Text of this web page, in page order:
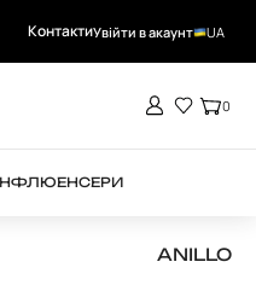
КонтактиУвійти в акаунт UA
0
ANILLO